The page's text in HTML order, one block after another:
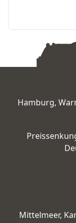
Hamburg,
Mittelmeer,